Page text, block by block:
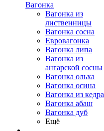
Вагонка
Вагонка из
лиственницы
Вагонка сосна
Евровагонка
Вагонка липа
Вагонка из
ангарской сосны
Вагонка ольха
Вагонка осина
Вагонка из кедра
Вагонка абаш
Вагонка дуб
Ещё